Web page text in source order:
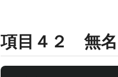
項目４２ 無名